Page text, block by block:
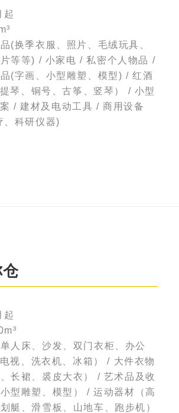
起
(换季衣服、照片、毛绒玩具、
等等) / 小家电 / 私密个人物品 /
(字画、小型雕塑、模型) / 红酒
琴、铜号、古筝、竖琴） / 小型
/ 建材及电动工具 / 商用设备
、科研仪器)
起
人床、沙发、双门衣柜、办公
视、洗衣机、冰箱） / 大件衣物
长裙、裘皮大衣） / 艺术品及收
型雕塑、模型） / 运动器材（高
艇、滑雪板、山地车、跑步机）